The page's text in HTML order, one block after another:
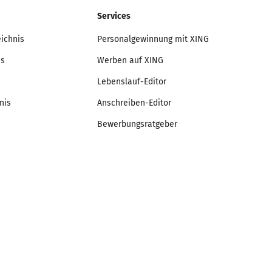
Services
Personalgewinnung mit XING
Werben auf XING
Lebenslauf-Editor
Anschreiben-Editor
Bewerbungsratgeber